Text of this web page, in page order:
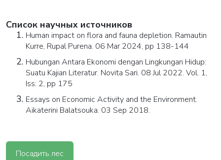
Список научных источников
Human impact on flora and fauna depletion. Ramautin
Kurre, Rupal Purena. 06 Mar 2024, pp 138-144
Hubungan Antara Ekonomi dengan Lingkungan Hidup:
Suatu Kajian Literatur. Novita Sari. 08 Jul 2022. Vol. 1,
Iss: 2, pp 175
Essays on Economic Activity and the Environment.
Aikaterini Balatsouka. 03 Sep 2018.
Посадить лес